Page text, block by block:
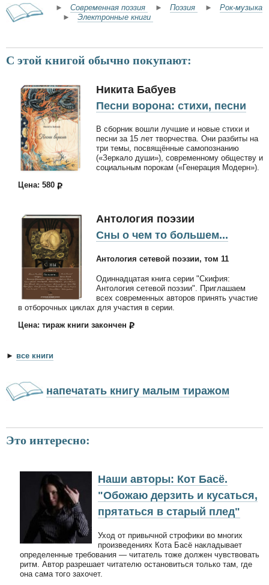
► Современная поэзия ► Поэзия ► Рок-музыка
► Электронные книги
С этой книгой обычно покупают:
Никита Бабуев
Песни ворона: стихи, песни
В сборник вошли лучшие и новые стихи и
песни за 15 лет творчества. Они разбиты на
три темы, посвящённые самопознанию
(«Зеркало души»), современному обществу и
социальным порокам («Генерация Модерн»).
Цена: 580
Антология поэзии
Сны о чем то большем...
Антология сетевой поэзии, том 11
Одиннадцатая книга серии "Скифия:
Антология сетевой поэзии". Приглашаем
всех современных авторов принять участие
в отборочных циклах для участия в серии.
Цена: тираж книги закончен
► все книги
напечатать книгу малым тиражом
Это интересно:
Наши авторы: Кот Басё.
"Обожаю дерзить и кусаться,
прятаться в старый плед"
Уход от привычной строфики во многих
произведениях Кота Басё накладывает
определенные требования — читатель тоже должен чувствовать
ритм. Автор разрешает читателю остановиться только там, где
она сама того захочет.